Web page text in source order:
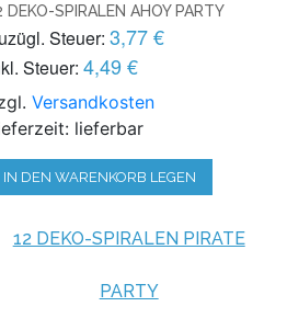
DEKO-SPIRALEN AHOY PARTY
Steuer: 3,77 €
Steuer: 4,49 €
Versandkosten
lieferbar
IN DEN WARENKORB LEGEN
12 DEKO-SPIRALEN PIRATE
PARTY